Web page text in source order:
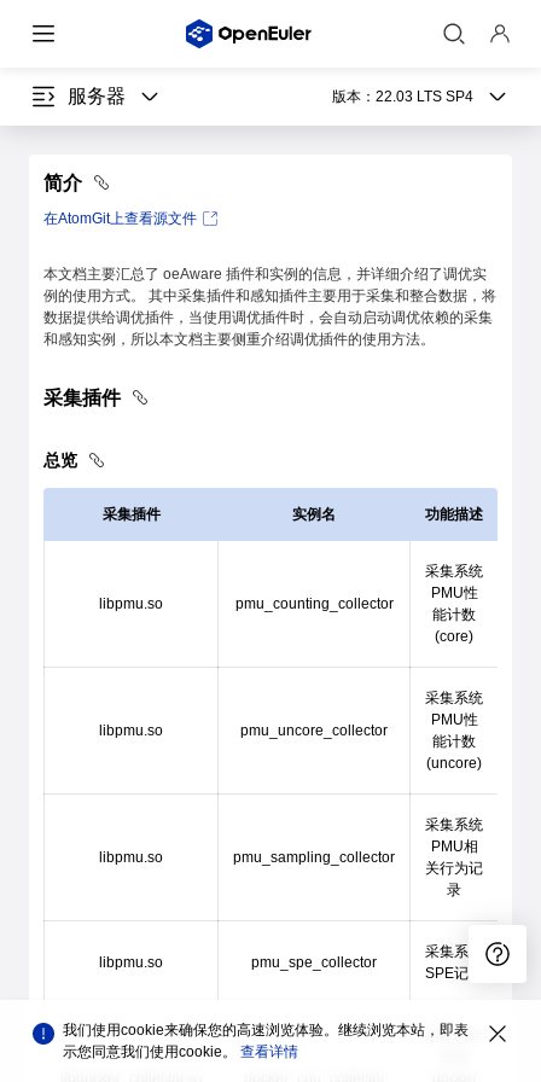
服务器 版本： 22.03 LTS SP4
简介
在AtomGit上查看源文件
本文档主要汇总了 oeAware 插件和实例的信息，并详细介绍了调优实
例的使用方式。 其中采集插件和感知插件主要用于采集和整合数据，将
数据提供给调优插件，当使用调优插件时，会自动启动调优依赖的采集
和感知实例，所以本文档主要侧重介绍调优插件的使用方法。
采集插件
总览
采集插件 实例名 功能描述
libpmu.so pmu_counting_collector
采集系统
PMU性
能计数
(core)
libpmu.so pmu_uncore_collector
采集系统
PMU性
能计数
(uncore)
libpmu.so pmu_sampling_collector
采集系统
PMU相
关行为记
录
libpmu.so pmu_spe_collector
采集系统
SPE记录
采集当前
我们使用cookie来确保您的高速浏览体验。继续浏览本站，即表
示您同意我们使用cookie。 查看详情